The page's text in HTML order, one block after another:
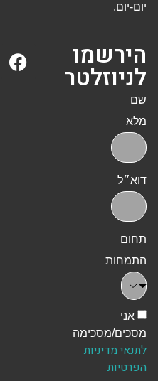
יום-יום.
הירשמו
לניוזלטר
שם
מלא
דוא״ל
תחום
התמחות
אני
מסכים/מסכימה
לתנאי מדיניות
הפרטיות